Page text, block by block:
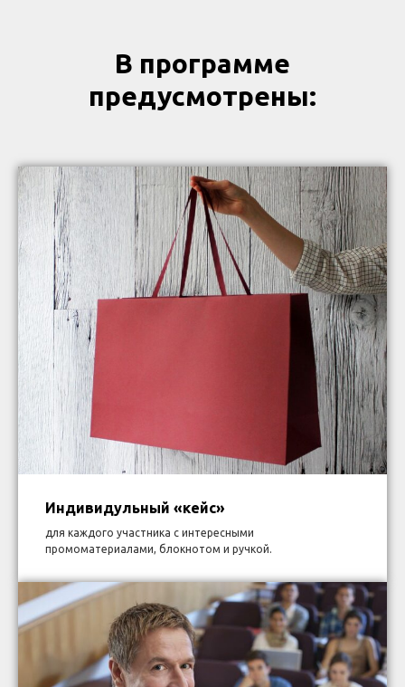
В программе
предусмотрены:
Индивидульный «кейс»
для каждого участника с интересными
промоматериалами, блокнотом и ручкой.